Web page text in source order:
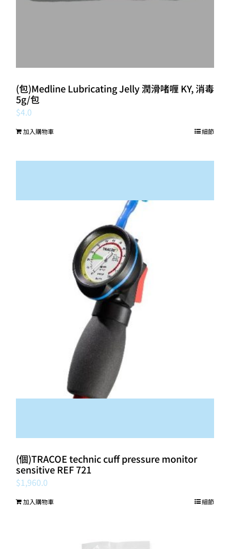
(包)Medline Lubricating Jelly 潤滑啫喱 KY, 消毒
5g/包
$4.0
加入購物車 細節
(個)TRACOE technic cuff pressure monitor
sensitive REF 721
$1,960.0
加入購物車 細節